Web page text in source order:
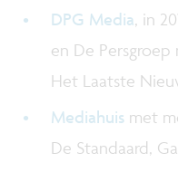
DPG Media, in
en De
Het Laatste
Mediahuis met
De Standaard,